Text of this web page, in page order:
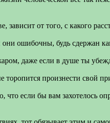
от того, с какого
ошибочны, будь сдержан
даже если в душе ты
произнести свой
что если бы вам захотелось